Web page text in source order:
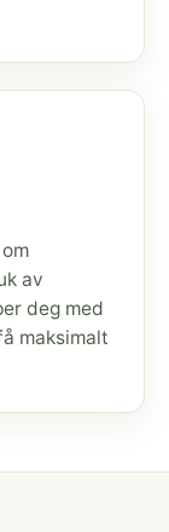
av
deg med
maksimalt